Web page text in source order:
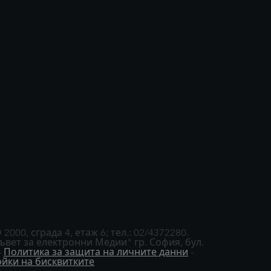
сграда 4, етаж 6; тел.: 02/4372280.
за електронни Медии" гр. София, бул.
Политика за защита на личните данни -
на бисквитките